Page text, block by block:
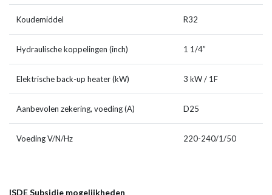
Koudemiddel R32
Hydraulische koppelingen (inch) 1 1/4”
Elektrische back-up heater (kW) 3 kW / 1F
Aanbevolen zekering, voeding (A) D25
Voeding V/N/Hz 220-240/1/50
ISDE Subsidie mogelijkheden